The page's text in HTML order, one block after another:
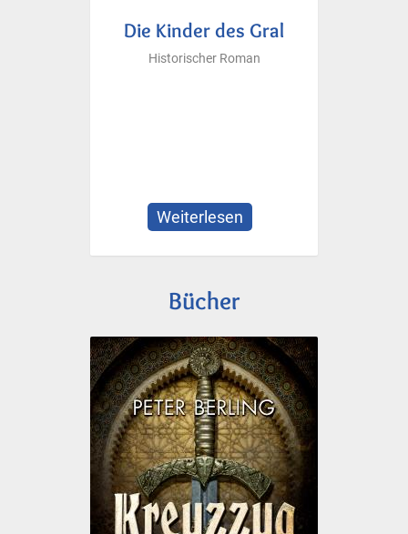
Die Kinder des Gral
Historischer Roman
Weiterlesen
Kinder
Bücher